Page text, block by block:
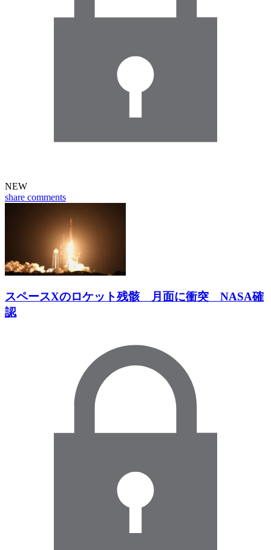
NEW
share comments
スペースXのロケット残骸 月面に衝突 NASA確
認